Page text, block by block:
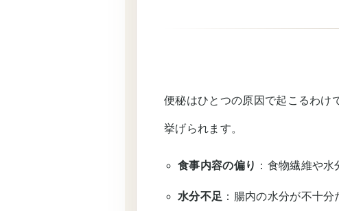
便秘はひとつの原因で起こるわけ
挙げられます。
食事内容の偏り ：食物繊維や
水分不足 ：腸内の水分が不十